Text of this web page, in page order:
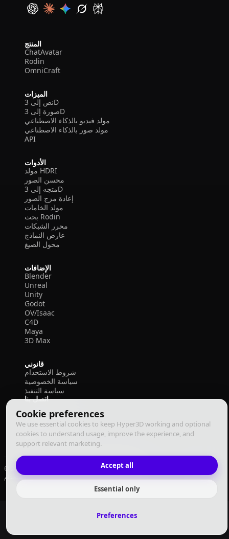
Cookie preferences
We use essential cookies to keep Hyper3D working and optional
cookies to understand usage, improve the experience, and
support relevant marketing.
Accept all
Essential only
Preferences
المنتج
ChatAvatar
Rodin
OmniCraft
الميزات
نص إلى 3D
صورة إلى 3D
مولد فيديو بالذكاء الاصطناعي
مولد صور بالذكاء الاصطناعي
API
الأدوات
مولد HDRI
محسن الصور
متجه إلى 3D
إعادة مزج الصور
مولد الخامات
بحث Rodin
محرر الشبكات
عارض النماذج
محول الصيغ
الإضافات
Blender
Unreal
Unity
Godot
OV/Isaac
C4D
Maya
3D Max
قانوني
شروط الاستخدام
سياسة الخصوصية
سياسة التنفيذ
اتصل بنا
© 2026 Deemos Corporation. جميع الحقوق محفوظة
شروط الاستخدامسياسة الخصوصيةسياسة التنفيذ العربية